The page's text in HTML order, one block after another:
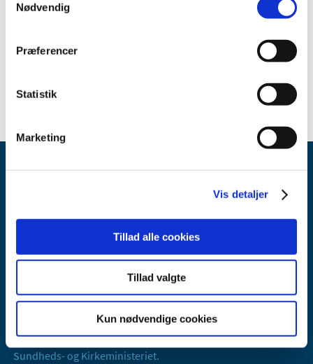
Nødvendig
Præferencer
Statistik
Marketing
Vis detaljer
Tillad alle cookies
Tillad valgte
Kun nødvendige cookies
Relateret indhold
Sikkerhedsmeddelelse om Randox Liquid Cardiac Controls
CQ5051, CQ5052 & CQ5053
Lægemiddelstyrelsen
Email:dkma@dkma.dk
Lægemiddelstyrelsen er en del af
Sundheds- og Kirkeministeriet.